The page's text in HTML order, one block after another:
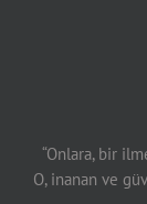
“Onlara, bir
O, inanan ve